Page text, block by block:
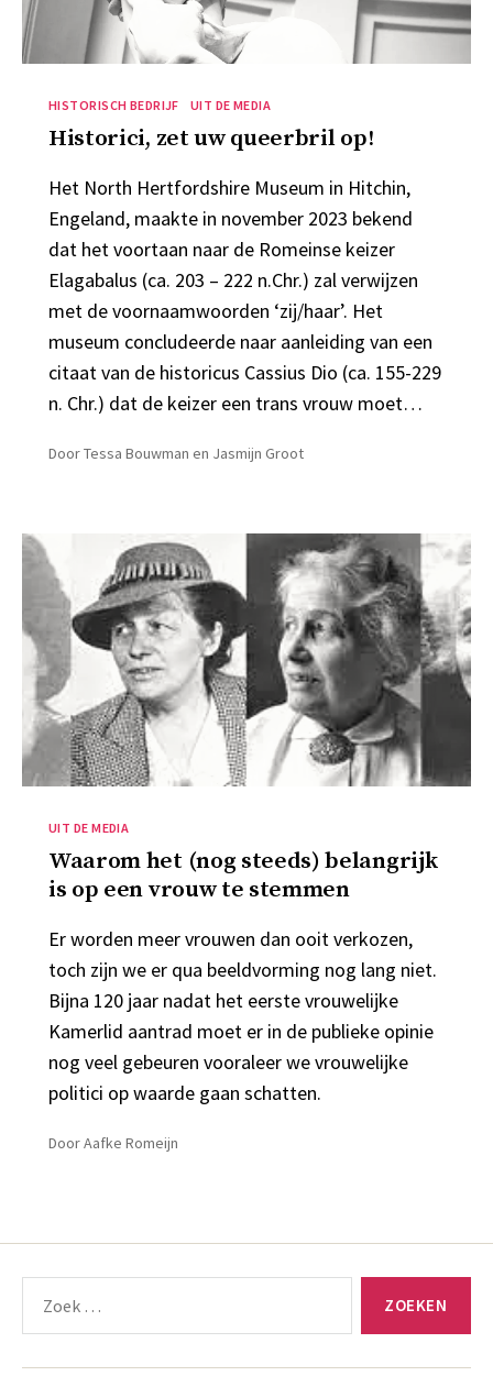
Categorieën
HISTORISCH BEDRIJF UIT DE MEDIA
Historici, zet uw queerbril op!
Het North Hertfordshire Museum in Hitchin,
Engeland, maakte in november 2023 bekend
dat het voortaan naar de Romeinse keizer
Elagabalus (ca. 203 – 222 n.Chr.) zal verwijzen
met de voornaamwoorden ‘zij/haar’. Het
museum concludeerde naar aanleiding van een
citaat van de historicus Cassius Dio (ca. 155-229
n. Chr.) dat de keizer een trans vrouw moet…
DoorTessa Bouwman en Jasmijn Groot
Categorieën
UIT DE MEDIA
Waarom het (nog steeds) belangrijk
is op een vrouw te stemmen
Er worden meer vrouwen dan ooit verkozen,
toch zijn we er qua beeldvorming nog lang niet.
Bijna 120 jaar nadat het eerste vrouwelijke
Kamerlid aantrad moet er in de publieke opinie
nog veel gebeuren vooraleer we vrouwelijke
politici op waarde gaan schatten.
DoorAafke Romeijn
naar: